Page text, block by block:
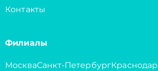
Контакты
Филиалы
МоскваСанкт-ПетербургКраснодар